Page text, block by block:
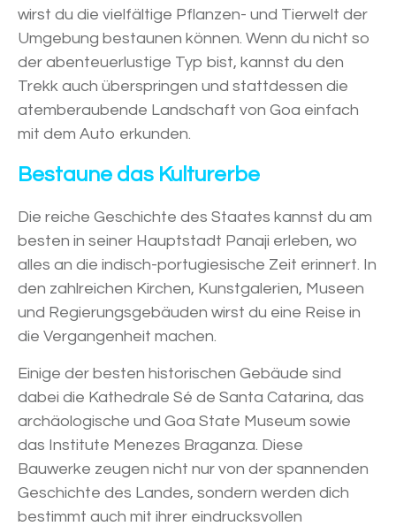
wirst du die vielfältige Pflanzen- und Tierwelt der
Umgebung bestaunen können. Wenn du nicht so
der abenteuerlustige Typ bist, kannst du den
Trekk auch überspringen und stattdessen die
atemberaubende Landschaft von Goa einfach
mit dem Auto erkunden.
Bestaune das Kulturerbe
Die reiche Geschichte des Staates kannst du am
besten in seiner Hauptstadt Panaji erleben, wo
alles an die indisch-portugiesische Zeit erinnert. In
den zahlreichen Kirchen, Kunstgalerien, Museen
und Regierungsgebäuden wirst du eine Reise in
die Vergangenheit machen.
Einige der besten historischen Gebäude sind
dabei die Kathedrale Sé de Santa Catarina, das
archäologische und Goa State Museum sowie
das Institute Menezes Braganza. Diese
Bauwerke zeugen nicht nur von der spannenden
Geschichte des Landes, sondern werden dich
bestimmt auch mit ihrer eindrucksvollen